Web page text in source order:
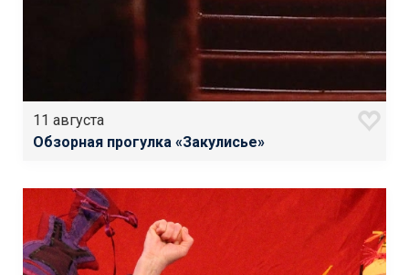
11 августа
Обзорная прогулка «Закулисье»